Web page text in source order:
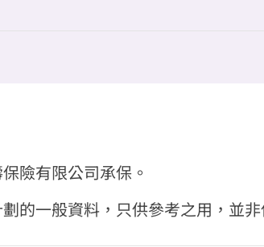
險有限公司承保。
的一般資料，只供參考之用，並